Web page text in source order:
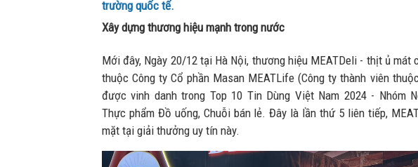
trường quốc tế.
Xây dựng thương hiệu mạnh trong nước
Mới đây, Ngày 20/12 tại Hà Nội, thương hiệu MEATDeli - thịt ủ mát
thuộc Công ty Cổ phần Masan MEATLife (Công ty thành viên
được vinh danh trong Top 10 Tin Dùng Việt Nam 2024 - Nhóm
Thực phẩm Đồ uống, Chuỗi bán lẻ. Đây là lần thứ 5 liên tiếp,
mặt tại giải thưởng uy tín này.